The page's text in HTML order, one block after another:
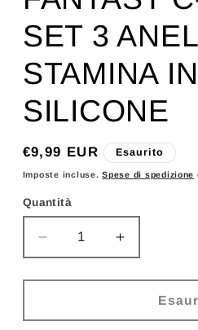
SET 3
STAMINA IN
SILICONE
Prezzo
di
€9,99 EUR Esaurito
Imposte incluse.Spese di spedizione
Quantità
Diminuisci
quantità
per
C-
Aumenta
quantità
per
FANTASY
C-